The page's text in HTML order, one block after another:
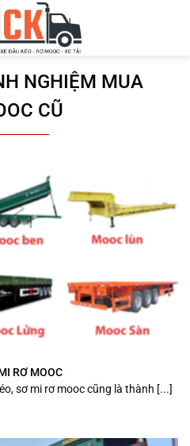
NGHIỆM MUA
CŨ
RƠ MOOC
sơ mi rơ mooc cũng là thành [...]